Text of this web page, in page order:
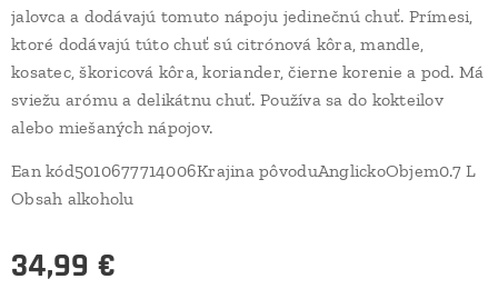
jalovca a dodávajú tomuto nápoju jedinečnú chuť. Prímesi,
ktoré dodávajú túto chuť sú citrónová kôra, mandle,
kosatec, škoricová kôra, koriander, čierne korenie a pod. Má
sviežu arómu a delikátnu chuť. Používa sa do kokteilov
alebo miešaných nápojov.
Ean kód5010677714006Krajina pôvoduAnglickoObjem0.7 L
Obsah alkoholu
34,99 €